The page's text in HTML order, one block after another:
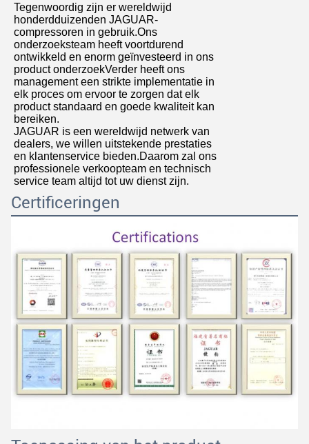
Tegenwoordig zijn er wereldwijd
honderdduizenden JAGUAR-
compressoren in gebruik.Ons
onderzoeksteam heeft voortdurend
ontwikkeld en enorm geïnvesteerd in ons
product onderzoekVerder heeft ons
management een strikte implementatie in
elk proces om ervoor te zorgen dat elk
product standaard en goede kwaliteit kan
bereiken.
JAGUAR is een wereldwijd netwerk van
dealers, we willen uitstekende prestaties
en klantenservice bieden.Daarom zal ons
professionele verkoopteam en technisch
service team altijd tot uw dienst zijn.
Certificeringen